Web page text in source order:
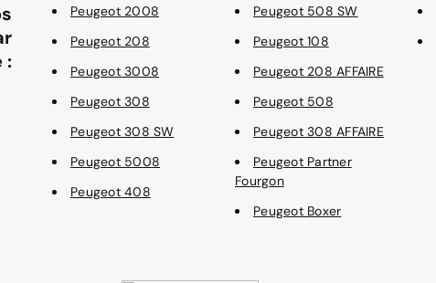
:
Peugeot 2008
Peugeot 208
Peugeot 3008
Peugeot 308
Peugeot 308 SW
Peugeot 5008
Peugeot 408
Peugeot 508 SW
Peugeot 108
Peugeot 208 AFFAIRE
Peugeot 508
Peugeot 308 AFFAIRE
Peugeot Partner
Fourgon
Peugeot Boxer